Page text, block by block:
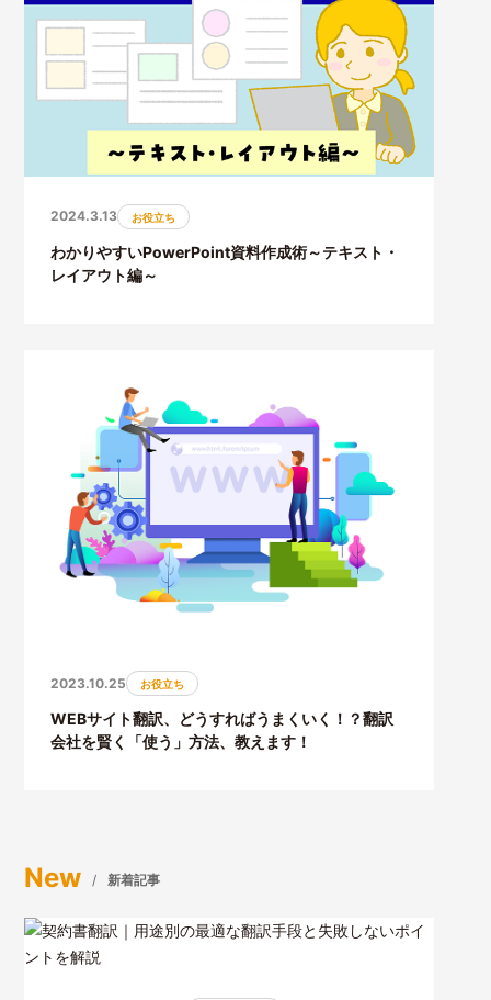
2024.3.13 お役立ち
わかりやすいPowerPoint資料作成術～テキスト・
レイアウト編～
2023.10.25 お役立ち
WEBサイト翻訳、どうすればうまくいく！？翻訳
会社を賢く「使う」方法、教えます！
New 新着記事